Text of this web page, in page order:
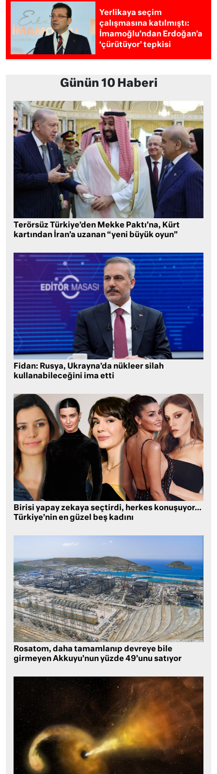
Yerlikaya seçim
çalışmasına katılmıştı:
İmamoğlu’ndan Erdoğan’a
‘çürütüyor’ tepkisi
Günün 10 Haberi
Terörsüz Türkiye’den Mekke Paktı’na, Kürt
kartından İran’a uzanan “yeni büyük oyun”
Fidan: Rusya, Ukrayna’da nükleer silah
kullanabileceğini ima etti
Birisi yapay zekaya seçtirdi, herkes konuşuyor…
Türkiye’nin en güzel beş kadını
Rosatom, daha tamamlanıp devreye bile
girmeyen Akkuyu’nun yüzde 49’unu satıyor